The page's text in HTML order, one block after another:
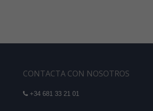
CONTACTA CON NOSOTROS
+34 681 33 21 01